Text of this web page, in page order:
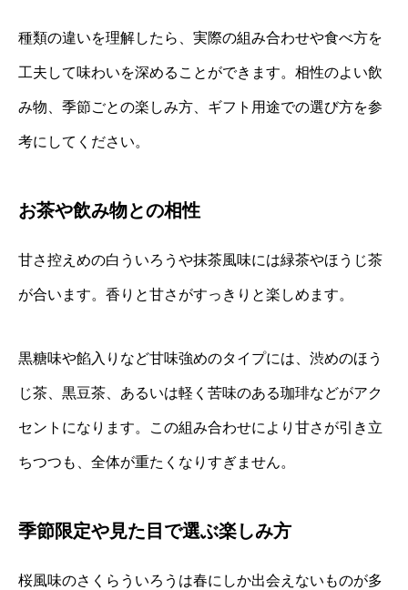
種類の違いを理解したら、実際の組み合わせや食べ方を
工夫して味わいを深めることができます。相性のよい飲
み物、季節ごとの楽しみ方、ギフト用途での選び方を参
考にしてください。
お茶や飲み物との相性
甘さ控えめの白ういろうや抹茶風味には緑茶やほうじ茶
が合います。香りと甘さがすっきりと楽しめます。
黒糖味や餡入りなど甘味強めのタイプには、渋めのほう
じ茶、黒豆茶、あるいは軽く苦味のある珈琲などがアク
セントになります。この組み合わせにより甘さが引き立
ちつつも、全体が重たくなりすぎません。
季節限定や見た目で選ぶ楽しみ方
桜風味のさくらういろうは春にしか出会えないものが多